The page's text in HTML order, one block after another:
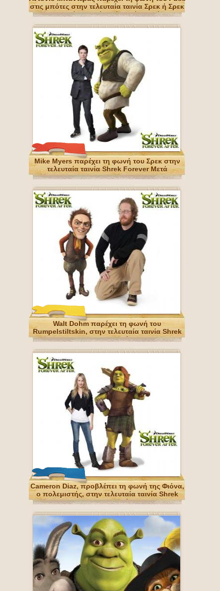
στις μπότες στην τελευταία ταινία Σρεκ ή Σρεκ
ευτυχισμένοι μετά από ποτέ για πάντα
Mike Myers παρέχει τη φωνή του Σρεκ στην
τελευταία ταινία Shrek Forever Μετά
Walt Dohm παρέχει τη φωνή του
Rumpelstiltskin, στην τελευταία ταινία Shrek
Forever Μετά
Cameron Diaz, προβλέπει τη φωνή της Φιόνα,
ο πολεμιστής, στην τελευταία ταινία Shrek
Forever Μετά